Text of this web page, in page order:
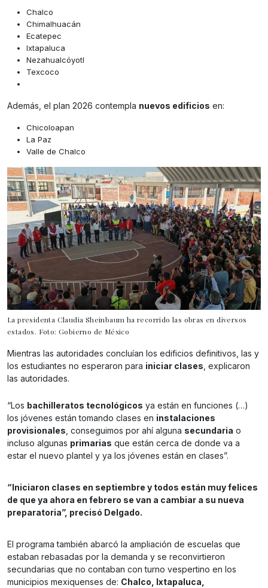
Chalco
Chimalhuacán
Ecatepec
Ixtapaluca
Nezahualcóyotl
Texcoco
Además, el plan 2026 contempla nuevos edificios en:
Chicoloapan
La Paz
Valle de Chalco
La presidenta Claudia Sheinbaum ha recorrido las obras en diversos
estados. Foto: Gobierno de México
Mientras las autoridades concluían los edificios definitivos, las y
los estudiantes no esperaron para iniciar clases , explicaron
las autoridades.
“Los bachilleratos tecnológicos ya están en funciones (…)
los jóvenes están tomando clases en instalaciones
provisionales , conseguimos por ahí alguna secundaria o
incluso algunas primarias que están cerca de donde va a
estar el nuevo plantel y ya los jóvenes están en clases”.
“Iniciaron clases en septiembre y todos están muy felices
de que ya ahora en febrero se van a cambiar a su nueva
preparatoria”, precisó Delgado.
El programa también abarcó la ampliación de escuelas que
estaban rebasadas por la demanda y se reconvirtieron
secundarias que no contaban con turno vespertino en los
municipios mexiquenses de: Chalco, Ixtapaluca,